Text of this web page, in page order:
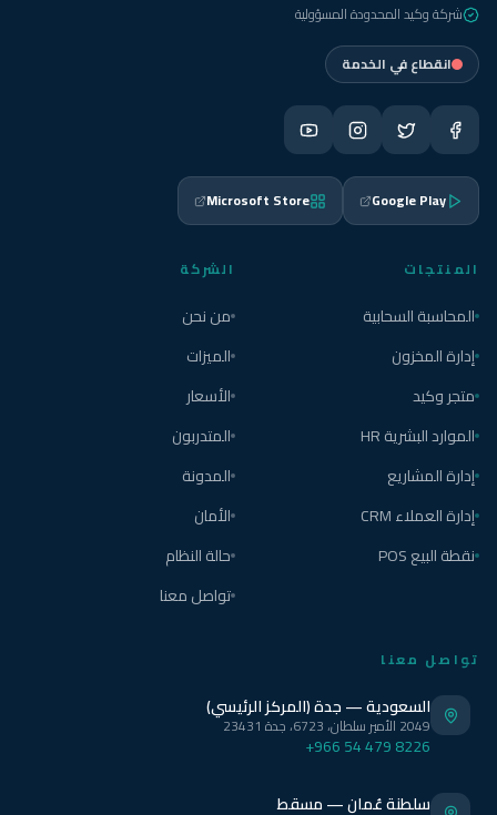
شركة وكيد المحدودة المسؤولية
انقطاع في الخدمة
Google Play
Microsoft Store
المنتجات
المحاسبة السحابية
إدارة المخزون
متجر وكيد
الموارد البشرية HR
إدارة المشاريع
إدارة العملاء CRM
نقطة البيع POS
الشركة
من نحن
الميزات
الأسعار
المتدربون
المدونة
الأمان
حالة النظام
تواصل معنا
تواصل معنا
السعودية — جدة (المركز الرئيسي)
2049 الأمير سلطان، 6723، جدة 23431
+966 54 479 8226
سلطنة عُمان — مسقط